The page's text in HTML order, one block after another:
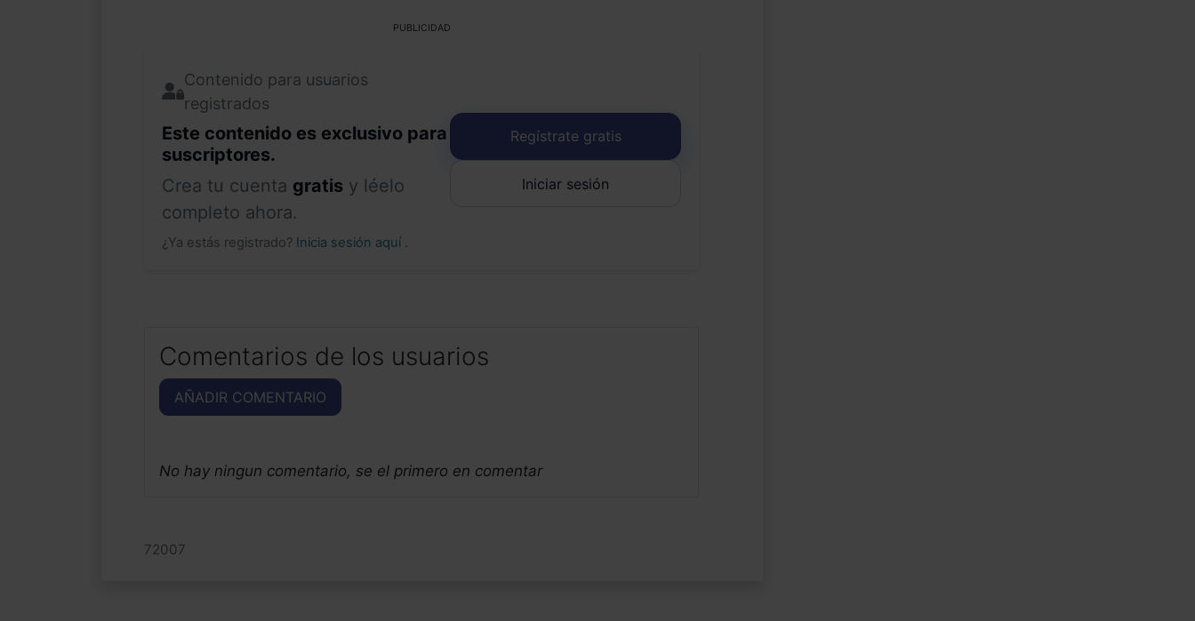
PUBLICIDAD
Contenido para usuarios
registrados
Este contenido es exclusivo para
suscriptores.
Crea tu cuenta gratis y léelo
completo ahora.
¿Ya estás registrado? Inicia sesión aquí .
Regístrate gratis
Iniciar sesión
Comentarios de los usuarios
AÑADIR COMENTARIO
No hay ningun comentario, se el primero en comentar
72007